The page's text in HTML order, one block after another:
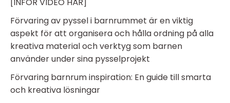
Förvaring av pyssel i barnrummet är en viktig
aspekt för att organisera och hålla ordning på alla
kreativa material och verktyg som barnen
använder under sina pysselprojekt
Förvaring barnrum inspiration: En guide till smarta
och kreativa lösningar